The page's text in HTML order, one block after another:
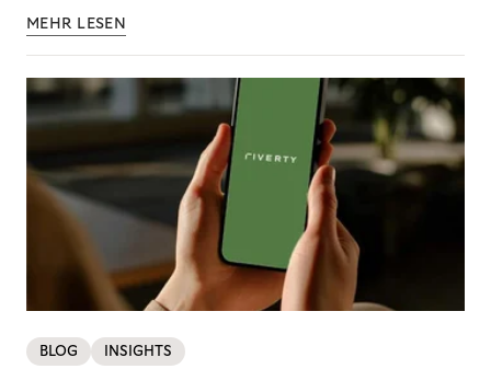
MEHR LESEN
BLOG INSIGHTS